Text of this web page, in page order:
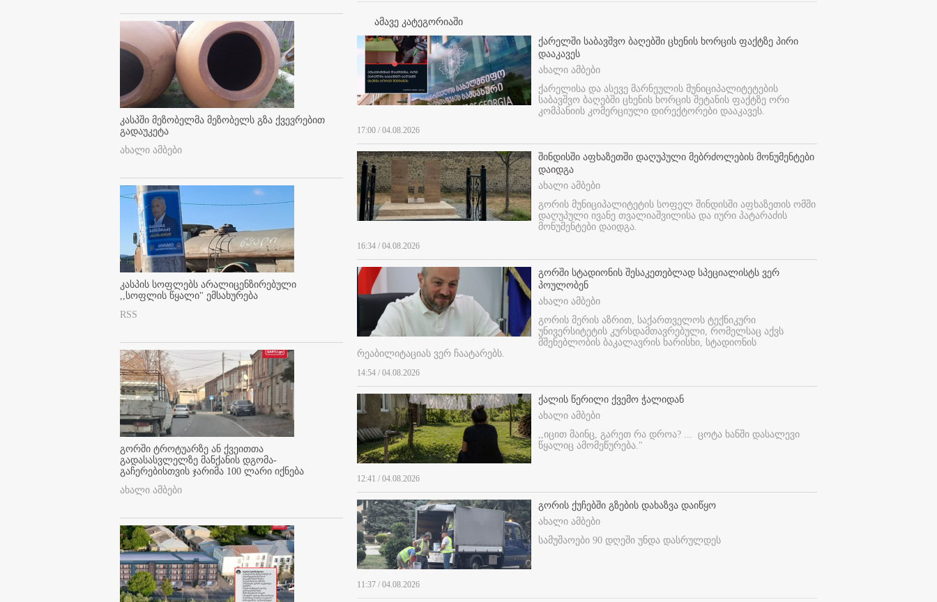
კასპში მეზობელმა მეზობელს გზა ქვევრებით
გადაუკეტა
ახალი ამბები
კასპის სოფლებს არალიცენზირებული
,,სოფლის წყალი" ემსახურება
RSS
გორში ტროტუარზე ან ქვეითთა
გადასასვლელზე მანქანის დგომა-
გაჩერებისთვის ჯარიმა 100 ლარი იქნება
ახალი ამბები
ამავე კატეგორიაში
ქარელში საბავშვო ბაღებში ცხენის ხორცის ფაქტზე პირი
დააკავეს
ახალი ამბები
ქარელისა და ასევე მარნეულის მუნიციპალიტეტების
საბავშვო ბაღებში ცხენის ხორცის შეტანის ფაქტზე ორი
კომპანიის კომერციული დირექტორები დააკავეს.
17:00 / 04.08.2026
შინდისში აფხაზეთში დაღუპული მებრძოლების მონუმენტები
დაიდგა
ახალი ამბები
გორის მუნიციპალიტეტის სოფელ შინდისში აფხაზეთის ომში
დაღუპული ივანე თვალიაშვილისა და იური პატარაძის
მონუმენტები დაიდგა.
16:34 / 04.08.2026
გორში სტადიონის შესაკეთებლად სპეციალისტს ვერ
პოულობენ
ახალი ამბები
გორის მერის აზრით, საქართველოს ტექნიკური
უნივერსიტეტის კურსდამთავრებული, რომელსაც აქვს
მშენებლობის ბაკალავრის ხარისხი, სტადიონის
რეაბილიტაციას ვერ ჩაატარებს.
14:54 / 04.08.2026
ქალის წერილი ქვემო ჭალიდან
ახალი ამბები
,,იცით მაინც, გარეთ რა დროა? ... ცოტა ხანში დასალევი
წყალიც ამომეწურება."
12:41 / 04.08.2026
გორის ქუჩებში გზების დახაზვა დაიწყო
ახალი ამბები
სამუშაოები 90 დღეში უნდა დასრულდეს
11:37 / 04.08.2026